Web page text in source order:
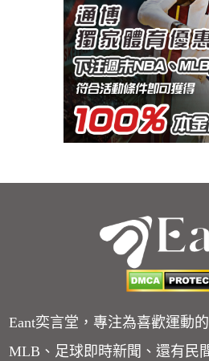
Eant奕言堂，專注為喜歡運動
MLB、足球即時新聞、還有民